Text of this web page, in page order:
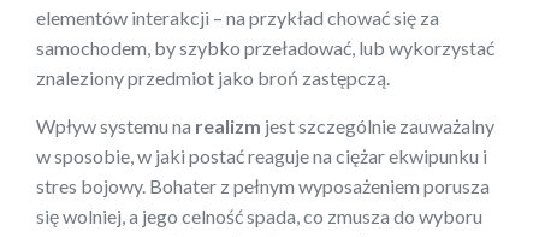
elementów interakcji – na przykład chować się za
samochodem, by szybko przeładować, lub wykorzystać
znaleziony przedmiot jako broń zastępczą.
Wpływ systemu na realizm jest szczególnie zauważalny
w sposobie, w jaki postać reaguje na ciężar ekwipunku i
stres bojowy. Bohater z pełnym wyposażeniem porusza
się wolniej, a jego celność spada, co zmusza do wyboru